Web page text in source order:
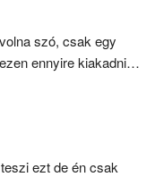
szó, csak egy
ennyire kiakadni…
ezt de én csak